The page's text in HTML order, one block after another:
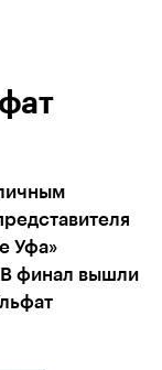
Уфа»
В финал вышли